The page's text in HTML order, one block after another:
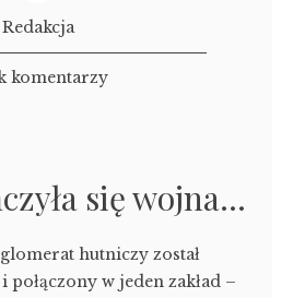
Redakcja
komentarzy
się wojna…
hutniczy został
w jeden zakład –